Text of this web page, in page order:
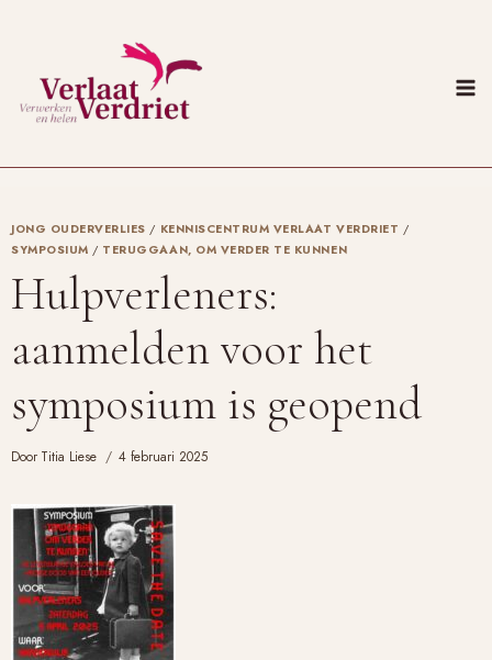
inhoud
JONG OUDERVERLIES / KENNISCENTRUM VERLAAT VERDRIET /
SYMPOSIUM / TERUGGAAN, OM VERDER TE KUNNEN
Hulpverleners:
aanmelden voor het
symposium is geopend
Door Titia Liese 4 februari 2025